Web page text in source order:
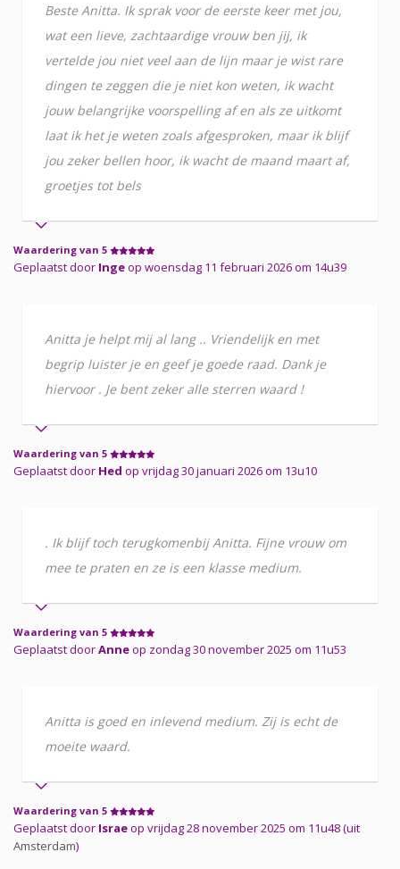
Beste Anitta. Ik sprak voor de eerste keer met jou,
wat een lieve, zachtaardige vrouw ben jij, ik
vertelde jou niet veel aan de lijn maar je wist rare
dingen te zeggen die je niet kon weten, ik wacht
jouw belangrijke voorspelling af en als ze uitkomt
laat ik het je weten zoals afgesproken, maar ik blijf
jou zeker bellen hoor, ik wacht de maand maart af,
groetjes tot bels
Waardering van 5
Geplaatst door Ingeop woensdag 11 februari 2026 om 14u39
Anitta je helpt mij al lang .. Vriendelijk en met
begrip luister je en geef je goede raad. Dank je
hiervoor . Je bent zeker alle sterren waard !
Waardering van 5
Geplaatst door Hed op vrijdag 30 januari 2026 om 13u10
. Ik blijf toch terugkomenbij Anitta. Fijne vrouw om
mee te praten en ze is een klasse medium.
Waardering van 5
Geplaatst doorAnneop zondag 30 november 2025 om 11u53
Anitta is goed en inlevend medium. Zij is echt de
moeite waard.
Waardering van 5
Geplaatst door Israeop vrijdag 28 november 2025 om 11u48 (uit
Amsterdam)